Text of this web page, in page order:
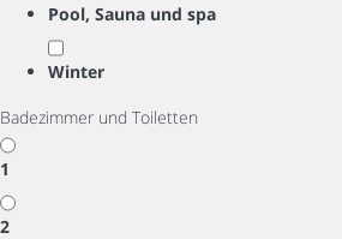
Pool, Sauna und spa
Winter
Badezimmer und Toiletten
1
2